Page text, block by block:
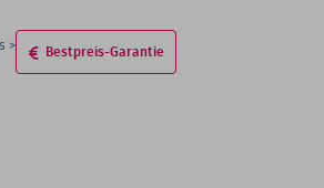
Bestpreis-Garantie